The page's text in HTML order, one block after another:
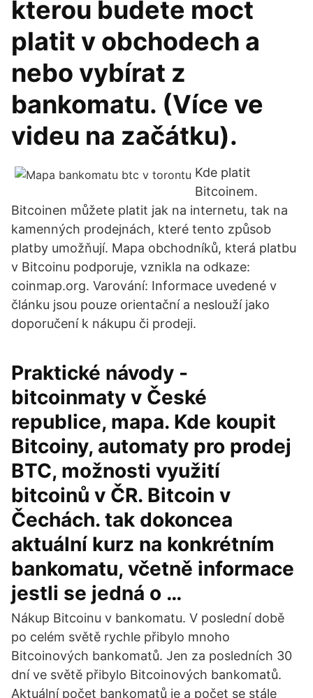
kterou budete moct
platit v obchodech a
nebo vybírat z
bankomatu. (Více ve
videu na začátku).
Kde platit
Bitcoinem.
Bitcoinen můžete platit jak na internetu, tak na
kamenných prodejnách, které tento způsob
platby umožňují. Mapa obchodníků, která platbu
v Bitcoinu podporuje, vznikla na odkaze:
coinmap.org. Varování: Informace uvedené v
článku jsou pouze orientační a neslouží jako
doporučení k nákupu či prodeji.
Praktické návody -
bitcoinmaty v České
republice, mapa. Kde koupit
Bitcoiny, automaty pro prodej
BTC, možnosti využití
bitcoinů v ČR. Bitcoin v
Čechách. tak dokoncea
aktuální kurz na konkrétním
bankomatu, včetně informace
jestli se jedná o …
Nákup Bitcoinu v bankomatu. V poslední době
po celém světě rychle přibylo mnoho
Bitcoinových bankomatů. Jen za posledních 30
dní ve světě přibylo Bitcoinových bankomatů.
Aktuální počet bankomatů je a počet se stále